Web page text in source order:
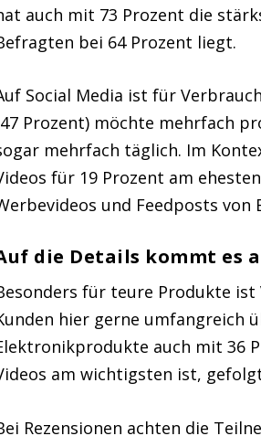
auch mit 73 Prozent die
bei 64 Prozent liegt.
Social Media ist für
Prozent) möchte mehrfach
mehrfach täglich. Im
für 19 Prozent am
und Feedposts
die Details kommt es
für teure Produkte ist
hier gerne umfangreich
auch mit 36
am wichtigsten ist,
Rezensionen achten die